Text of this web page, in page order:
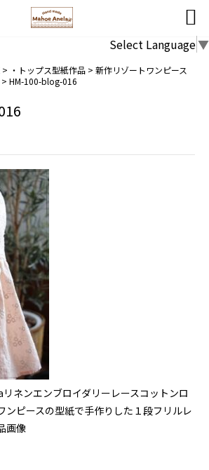

Select Language▼
> ・トップス型紙作品 > 新作リゾートワンピース
> HM-100-blog-016
ネンエンブロイダリーレースコットンロ
ンピースの型紙で手作りした１段フリルレ
画像